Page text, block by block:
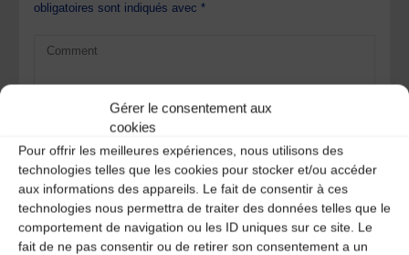
Gérer le consentement aux
cookies
Pour offrir les meilleures expériences, nous utilisons des
technologies telles que les cookies pour stocker et/ou accéder
aux informations des appareils. Le fait de consentir à ces
technologies nous permettra de traiter des données telles que le
comportement de navigation ou les ID uniques sur ce site. Le
fait de ne pas consentir ou de retirer son consentement a un
obligatoires sont indiqués avec*